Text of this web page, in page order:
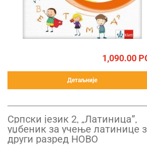
1,090.00
Детаљније
Српски језик 2, „Латиница”,
уџбеник за учење латинице
други разред НОВО